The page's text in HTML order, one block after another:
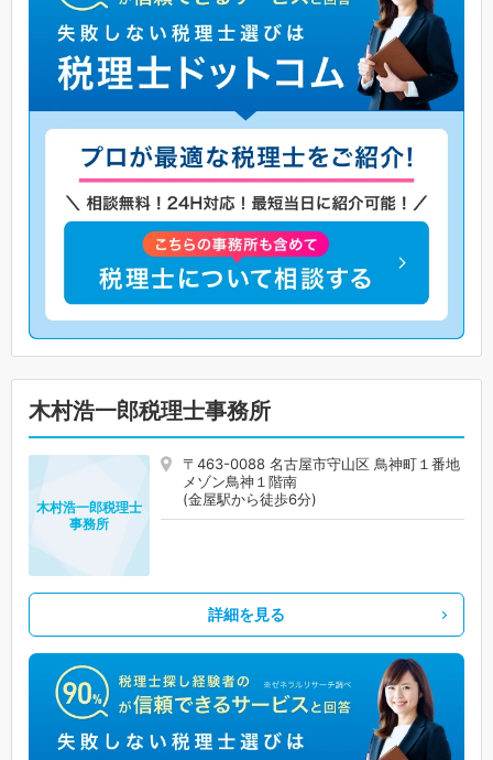
木村浩一郎税理士事務所
〒463-0088 名古屋市守山区 鳥神町１番地
メゾン鳥神１階南
(金屋駅から徒歩6分)
木村浩一郎税理士
事務所
詳細を見る